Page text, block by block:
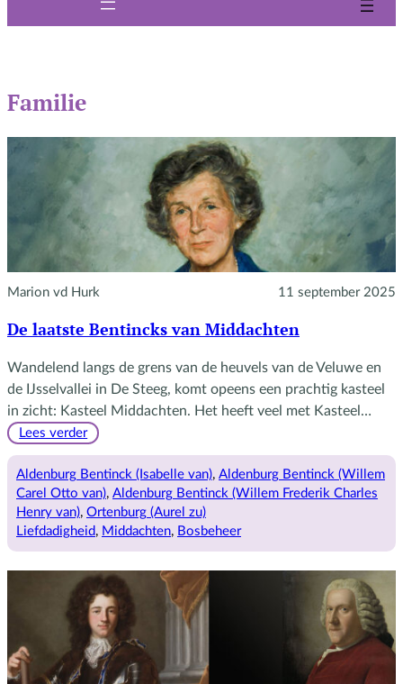
Familie
Marion vd Hurk 11 september 2025
De laatste Bentincks van Middachten
Wandelend langs de grens van de heuvels van de Veluwe en
de IJsselvallei in De Steeg, komt opeens een prachtig kasteel
in zicht: Kasteel Middachten. Het heeft veel met Kasteel…
Lees verder:
laatste
Bentincks
van
Middachten
Aldenburg Bentinck (Isabelle van), Aldenburg Bentinck (Willem
Carel Otto van), Aldenburg Bentinck (Willem Frederik Charles
Henry van), Ortenburg (Aurel zu)
Liefdadigheid, Middachten, Bosbeheer